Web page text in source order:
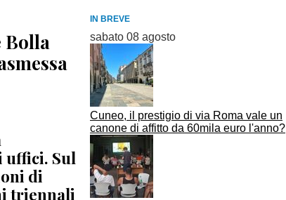
IN BREVE
sabato 08 agosto
Cuneo, il prestigio di via Roma vale un
canone di affitto da 60mila euro l'anno?
Bolla
uffici. Sul
di
triennali